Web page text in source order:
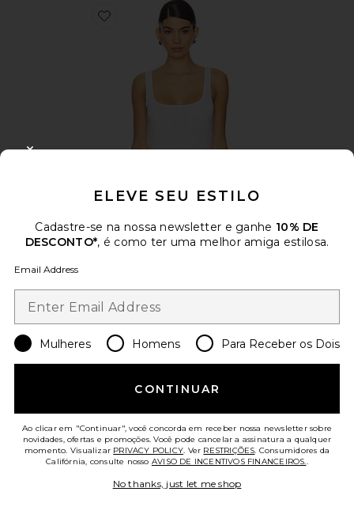
Favorite Whipped A-Top
Whipped A-Top
Favorite MANGA LONGA WHIPPED
ELEVE SEU ESTILO
Cadastre-se na nossa newsletter e ganhe 10% DE
DESCONTO*, é como ter uma melhor amiga estilosa.
Email Address
Mulheres Homens Para Receber os Dois
CONTINUAR
Ao clicar em "Continuar", você concorda em receber nossa newsletter sobre
novidades, ofertas e promoções. Você pode cancelar a assinatura a qualquer
momento. Visualizar PRIVACY POLICY. Ver RESTRIÇÕES. Consumidores da
Califórnia, consulte nosso AVISO DE INCENTIVOS FINANCEIROS..
No thanks, just let me shop